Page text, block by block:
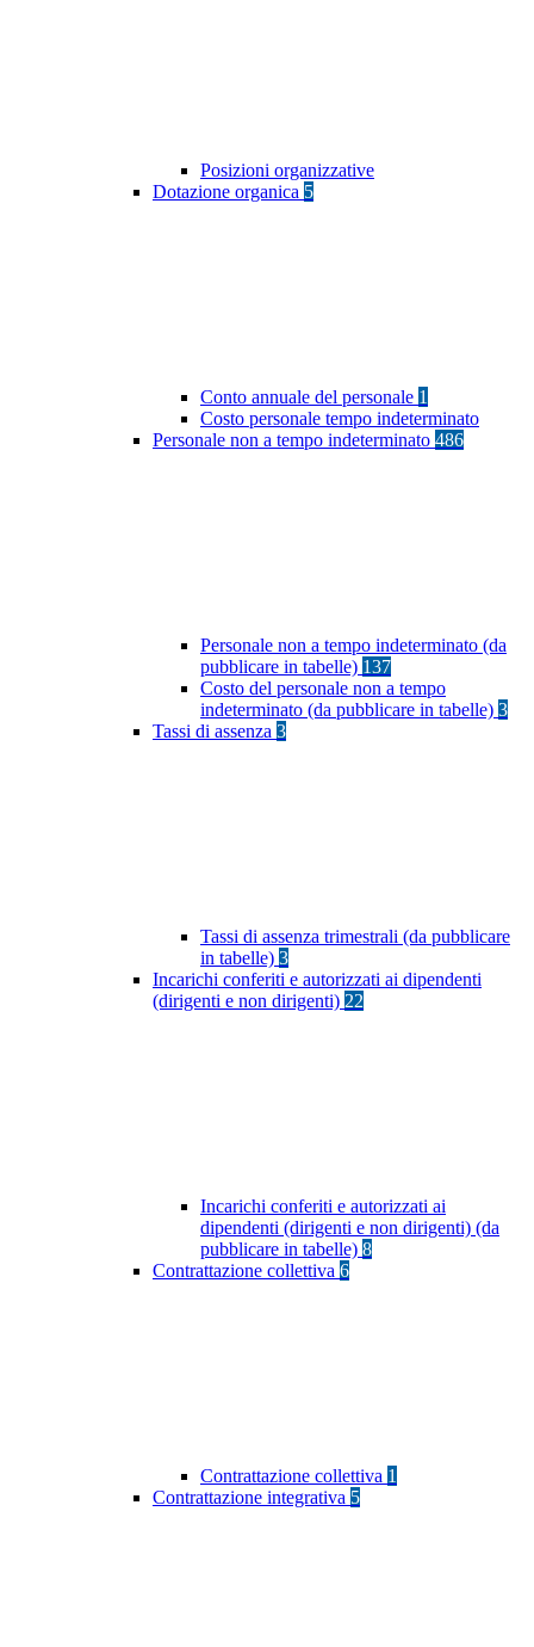
Posizioni organizzative
Dotazione organica 5
Conto annuale del personale 1
Costo personale tempo indeterminato
Personale non a tempo indeterminato 486
Personale non a tempo indeterminato (da
pubblicare in tabelle) 137
Costo del personale non a tempo
indeterminato (da pubblicare in tabelle) 3
Tassi di assenza 3
Tassi di assenza trimestrali (da pubblicare
in tabelle) 3
Incarichi conferiti e autorizzati ai dipendenti
(dirigenti e non dirigenti) 22
Incarichi conferiti e autorizzati ai
dipendenti (dirigenti e non dirigenti) (da
pubblicare in tabelle) 8
Contrattazione collettiva 6
Contrattazione collettiva 1
Contrattazione integrativa 5